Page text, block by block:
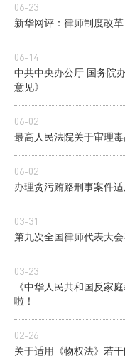
06-23
新华网评：律师制度改
06-14
中共中央办公厅 国务院
意见》
06-02
最高人民法院关于审理
06-02
办理贪污贿赂刑事案件
03-31
第九次全国律师代表大
03-23
《中华人民共和国反家
啦！
02-26
关于适用《物权法》若